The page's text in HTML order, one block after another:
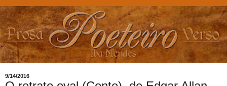
9/14/2016